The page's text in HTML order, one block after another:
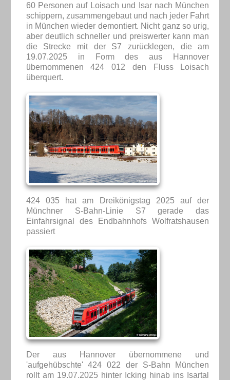
60 Personen auf Loisach und Isar nach München
schippern, zusammengebaut und nach jeder Fahrt
in München wieder demontiert. Nicht ganz so urig,
aber deutlich schneller und preiswerter kann man
die Strecke mit der S7 zurücklegen, die am
19.07.2025 in Form des aus Hannover
übernommenen 424 012 den Fluss Loisach
überquert.
424 035 hat am Dreikönigstag 2025 auf der
Münchner S-Bahn-Linie S7 gerade das
Einfahrsignal des Endbahnhofs Wolfratshausen
passiert
Der aus Hannover übernommene und
'aufgehübschte' 424 022 der S-Bahn München
rollt am 19.07.2025 hinter Icking hinab ins Isartal